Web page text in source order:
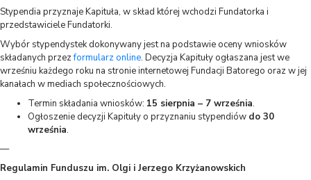
Stypendia przyznaje Kapituła, w skład której wchodzi Fundatorka i
przedstawiciele Fundatorki.
Wybór stypendystek dokonywany jest na podstawie oceny wniosków
składanych przezformularz online. Decyzja Kapituły ogłaszana jest we
wrześniu każdego roku na stronie internetowej Fundacji Batorego oraz w jej
kanałach w mediach społecznościowych.
Termin składania wniosków: 15 sierpnia – 7 września.
Ogłoszenie decyzji Kapituły o przyznaniu stypendiów do 30
września.
—
Regulamin Funduszu im. Olgi i Jerzego Krzyżanowskich